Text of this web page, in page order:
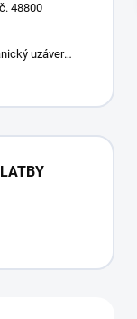
48800
uzáver